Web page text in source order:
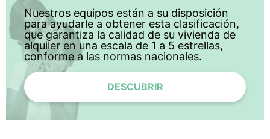
Nuestros equipos están a su disposición
para ayudarle a obtener esta clasificación,
que garantiza la calidad de su vivienda de
alquiler en una escala de 1 a 5 estrellas,
conforme a las normas nacionales.
DESCUBRIR